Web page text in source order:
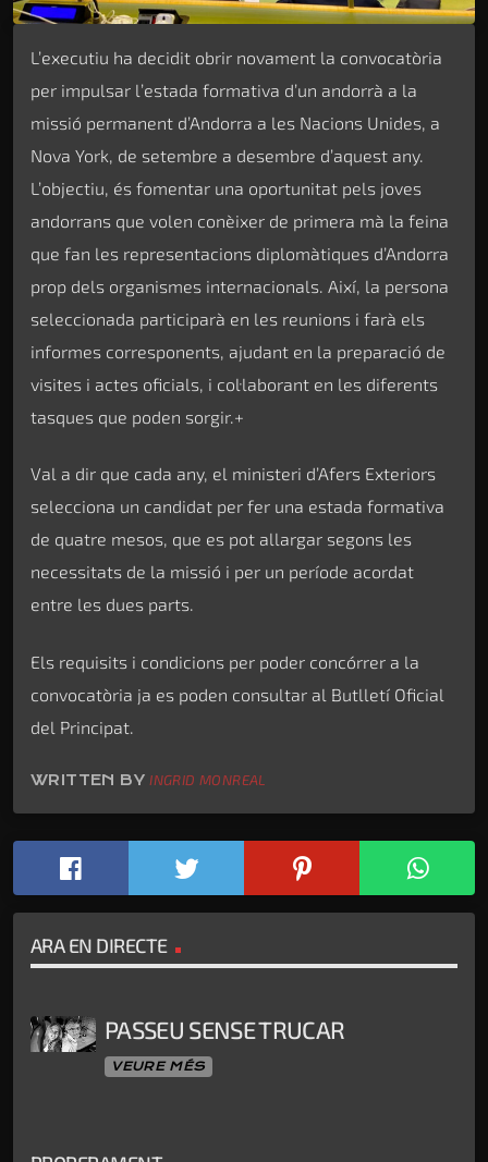
L’executiu ha decidit obrir novament la convocatòria
per impulsar l’estada formativa d’un andorrà a la
missió permanent d’Andorra a les Nacions Unides, a
Nova York, de setembre a desembre d’aquest any.
L’objectiu, és fomentar una oportunitat pels joves
andorrans que volen conèixer de primera mà la feina
que fan les representacions diplomàtiques d’Andorra
prop dels organismes internacionals. Així, la persona
seleccionada participarà en les reunions i farà els
informes corresponents, ajudant en la preparació de
visites i actes oficials, i col·laborant en les diferents
tasques que poden sorgir.+
Val a dir que cada any, el ministeri d’Afers Exteriors
selecciona un candidat per fer una estada formativa
de quatre mesos, que es pot allargar segons les
necessitats de la missió i per un període acordat
entre les dues parts.
Els requisits i condicions per poder concórrer a la
convocatòria ja es poden consultar al Butlletí Oficial
del Principat.
WRITTEN BYINGRID MONREAL
ARA EN DIRECTE
PASSEU SENSE TRUCAR
VEURE MÉS